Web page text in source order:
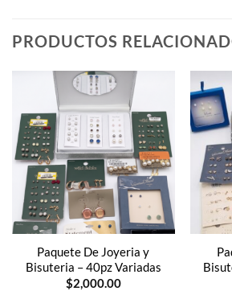
PRODUCTOS
Paquete De Joyeria y
Bisuteria – 40pz Variadas
$2,000.00